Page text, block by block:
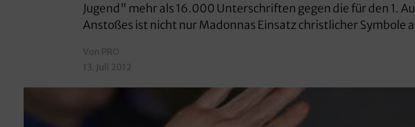
Jugend" mehr als 16.000 Unterschriften gegen die für den 1.
Anstoßes ist nicht nur Madonnas Einsatz christlicher Symbole
Von PRO
13. Juli 2012